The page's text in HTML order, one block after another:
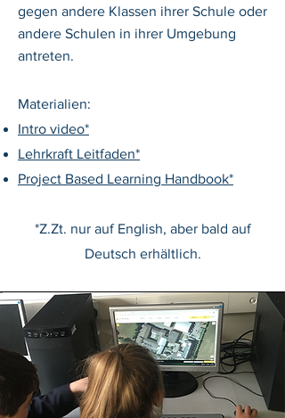
gegen andere Klassen ihrer Schule oder
andere Schulen in ihrer Umgebung
antreten.
Materialien:
Intro video*
Lehrkraft Leitfaden*
Project Based Learning Handbook*
*Z.Zt. nur auf English, aber bald auf
Deutsch erhältlich.